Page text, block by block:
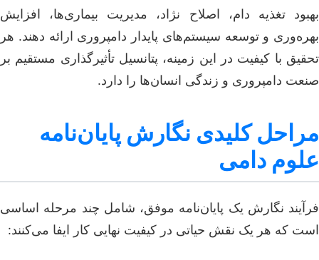
بهبود تغذیه دام، اصلاح نژاد، مدیریت بیماری‌ها، افزایش
بهره‌وری و توسعه سیستم‌های پایدار دامپروری ارائه دهند. هر
تحقیق با کیفیت در این زمینه، پتانسیل تأثیرگذاری مستقیم بر
صنعت دامپروری و زندگی انسان‌ها را دارد.
مراحل کلیدی نگارش پایان‌نامه
علوم دامی
فرآیند نگارش یک پایان‌نامه موفق، شامل چند مرحله اساسی
است که هر یک نقش حیاتی در کیفیت نهایی کار ایفا می‌کنند: